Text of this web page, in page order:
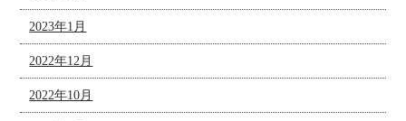
2023年1月
2022年12月
2022年10月